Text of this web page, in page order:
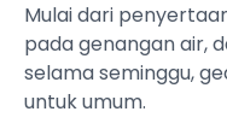
Mulai dari
pada genangan air,
selama seminggu,
untuk umum.